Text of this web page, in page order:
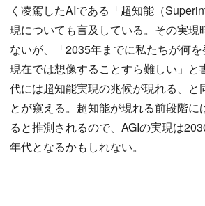
く凌駕したAIである「超知能（
現についても言及している。その実現
ないが、「2035年までに私たちが何を
現在では想像することすら難しい」と
代には超知能実現の兆候が現れる、と
とが窺える。超知能が現れる前段階に
ると推測されるので、AGIの実現は
年代となるかもしれない。